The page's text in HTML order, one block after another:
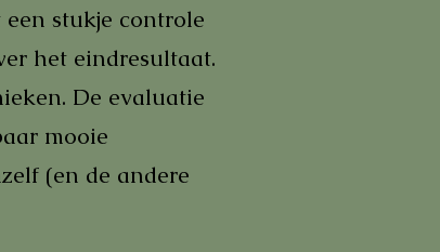
stukje controle
het eindresultaat.
De evaluatie
mooie
(en de andere